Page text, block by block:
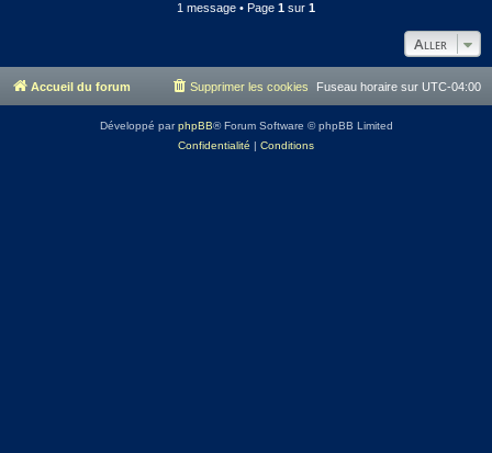
1 message • Page 1 sur 1
Aller
Accueil du forum Fuseau horaire sur UTC-04:00
Supprimer les cookies
Développé parphpBB® Forum Software © phpBB Limited
Confidentialité | Conditions